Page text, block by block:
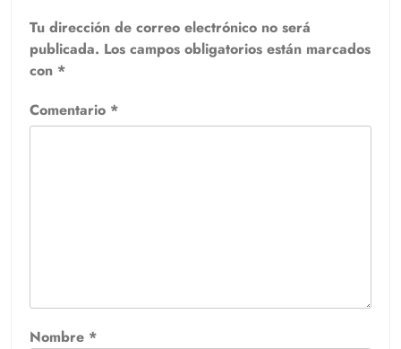
Tu dirección de correo electrónico no será
publicada. Los campos obligatorios están marcados
con *
Comentario *
Nombre *